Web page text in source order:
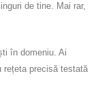
de tine. Mai rar,
în domeniu. Ai
rețeta precisă testată